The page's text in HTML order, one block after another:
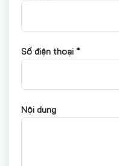
Số điện thoại *
Nội dung